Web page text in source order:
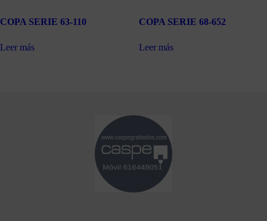
COPA SERIE 63-110
Leer más
COPA SERIE 68-652
Leer más